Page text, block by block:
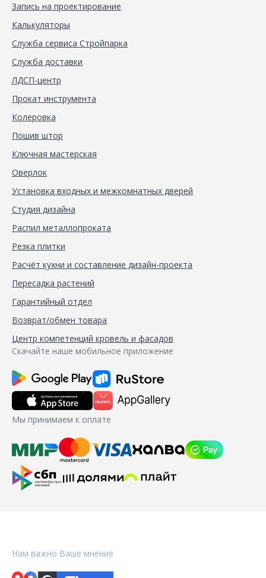
Запись на проектирование
Калькуляторы
Служба сервиса Стройпарка
Служба доставки
ЛДСП-центр
Прокат инструмента
Колеровка
Пошив штор
Ключная мастерская
Оверлок
Установка входных и межкомнатных дверей
Студия дизайна
Распил металлопроката
Резка плитки
Расчёт кухни и составление дизайн-проекта
Пересадка растений
Гарантийный отдел
Возврат/обмен товара
Центр компетенций кровель и фасадов
Скачайте наше мобильное приложение
Мы принимаем к оплате
Нам важно Ваше мнение